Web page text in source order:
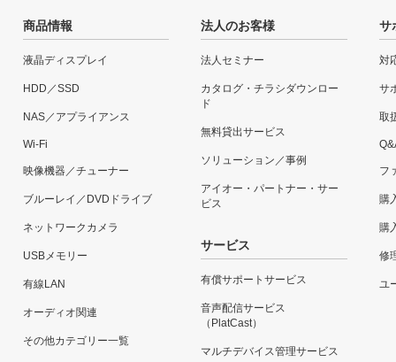
商品情報
液晶ディスプレイ
HDD／SSD
NAS／アプライアンス
Wi-Fi
映像機器／チューナー
ブルーレイ／DVDドライブ
ネットワークカメラ
USBメモリー
有線LAN
オーディオ関連
その他カテゴリー一覧
法人のお客様
法人セミナー
カタログ・チラシダウンロー
ド
無料貸出サービス
ソリューション／事例
アイオー・パートナー・サー
ビス
サービス
有償サポートサービス
音声配信サービス
（PlatCast）
マルチデバイス管理サービス
サ
対
サ
取
フ
購
購
修
ユ